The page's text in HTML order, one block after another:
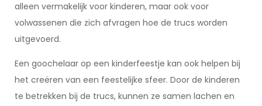
alleen vermakelijk voor kinderen, maar ook voor
volwassenen die zich afvragen hoe de trucs worden
uitgevoerd.
Een goochelaar op een kinderfeestje kan ook helpen bij
het creëren van een feestelijke sfeer. Door de kinderen
te betrekken bij de trucs, kunnen ze samen lachen en